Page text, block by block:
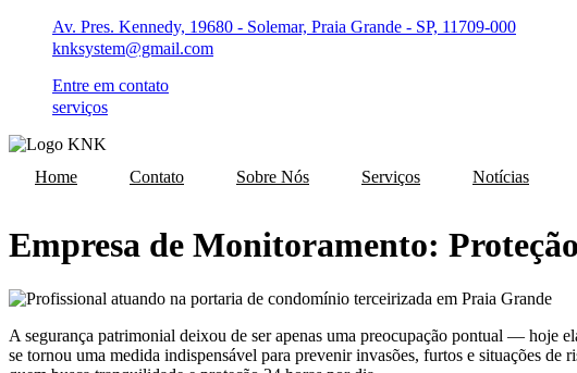
conteúdo
Av. Pres. Kennedy, 19680 - Solemar, Praia Grande - SP, 11709-000
knksystem@gmail.com
Entre em contato
serviços
Home Contato Sobre Nós Serviços Notícias
Empresa de Monitoramento:
A segurança patrimonial deixou de ser apenas uma preocupação pontual — hoje
se tornou uma medida indispensável para prevenir invasões, furtos e situações de